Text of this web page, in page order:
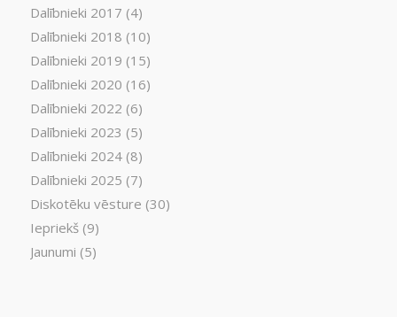
Dalībnieki 2017 (4)
Dalībnieki 2018 (10)
Dalībnieki 2019 (15)
Dalībnieki 2020 (16)
Dalībnieki 2022 (6)
Dalībnieki 2023 (5)
Dalībnieki 2024(8)
Dalībnieki 2025 (7)
Diskotēku vēsture (30)
Iepriekš(9)
Jaunumi (5)